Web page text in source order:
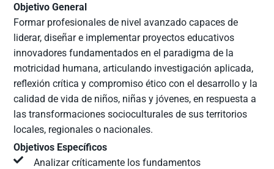
Objetivo General
Formar profesionales de nivel avanzado capaces de
liderar, diseñar e implementar proyectos educativos
innovadores fundamentados en el paradigma de la
motricidad humana, articulando investigación aplicada,
reflexión crítica y compromiso ético con el desarrollo y la
calidad de vida de niños, niñas y jóvenes, en respuesta a
las transformaciones socioculturales de sus territorios
locales, regionales o nacionales.
Objetivos Específicos
Analizar críticamente los fundamentos